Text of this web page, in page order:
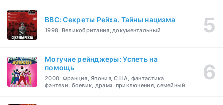
BBC: Секреты Рейха. Тайны нацизма
1998, Великобритания, документальный
Могучие рейнджеры: Успеть на
помощь
2000, Франция, Япония, США, фантастика,
фэнтези, боевик, драма, приключения, семейный